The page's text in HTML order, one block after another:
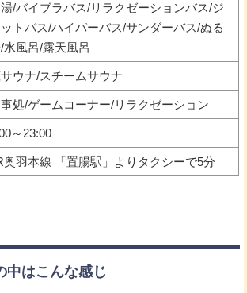
/バイブラバス/リラクゼーションバス/ジ
ットバス/ハイパーバス/サンダーバス/ぬる
水風呂/露天風呂
ウナ/スチームサウナ
処/ゲームコーナー/リラクゼーション
～23:00
奥羽本線 「置腸駅」よりタクシーで5分
中はこんな感じ